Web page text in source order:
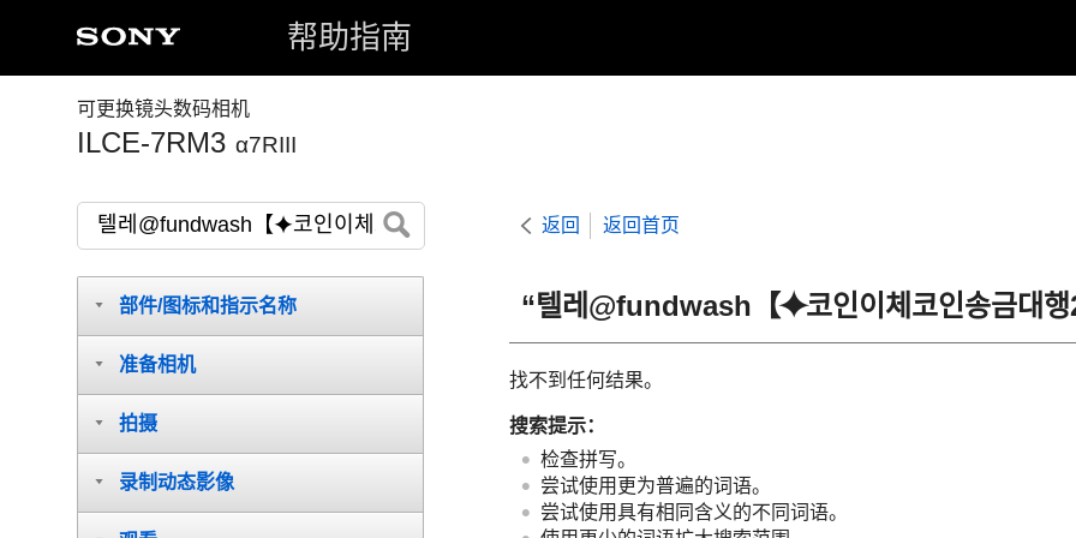
帮助指南
可更换镜头数码相机
ILCE-7RM3 α7RIII
返回 返回首页
“텔레@fundwash【⯌코인이체코인송금대
找不到任何结果。
搜索提示：
检查拼写。
尝试使用更为普遍的词语。
尝试使用具有相同含义的不同词语。
部件/图标和指示名称
准备相机
拍摄
录制动态影像